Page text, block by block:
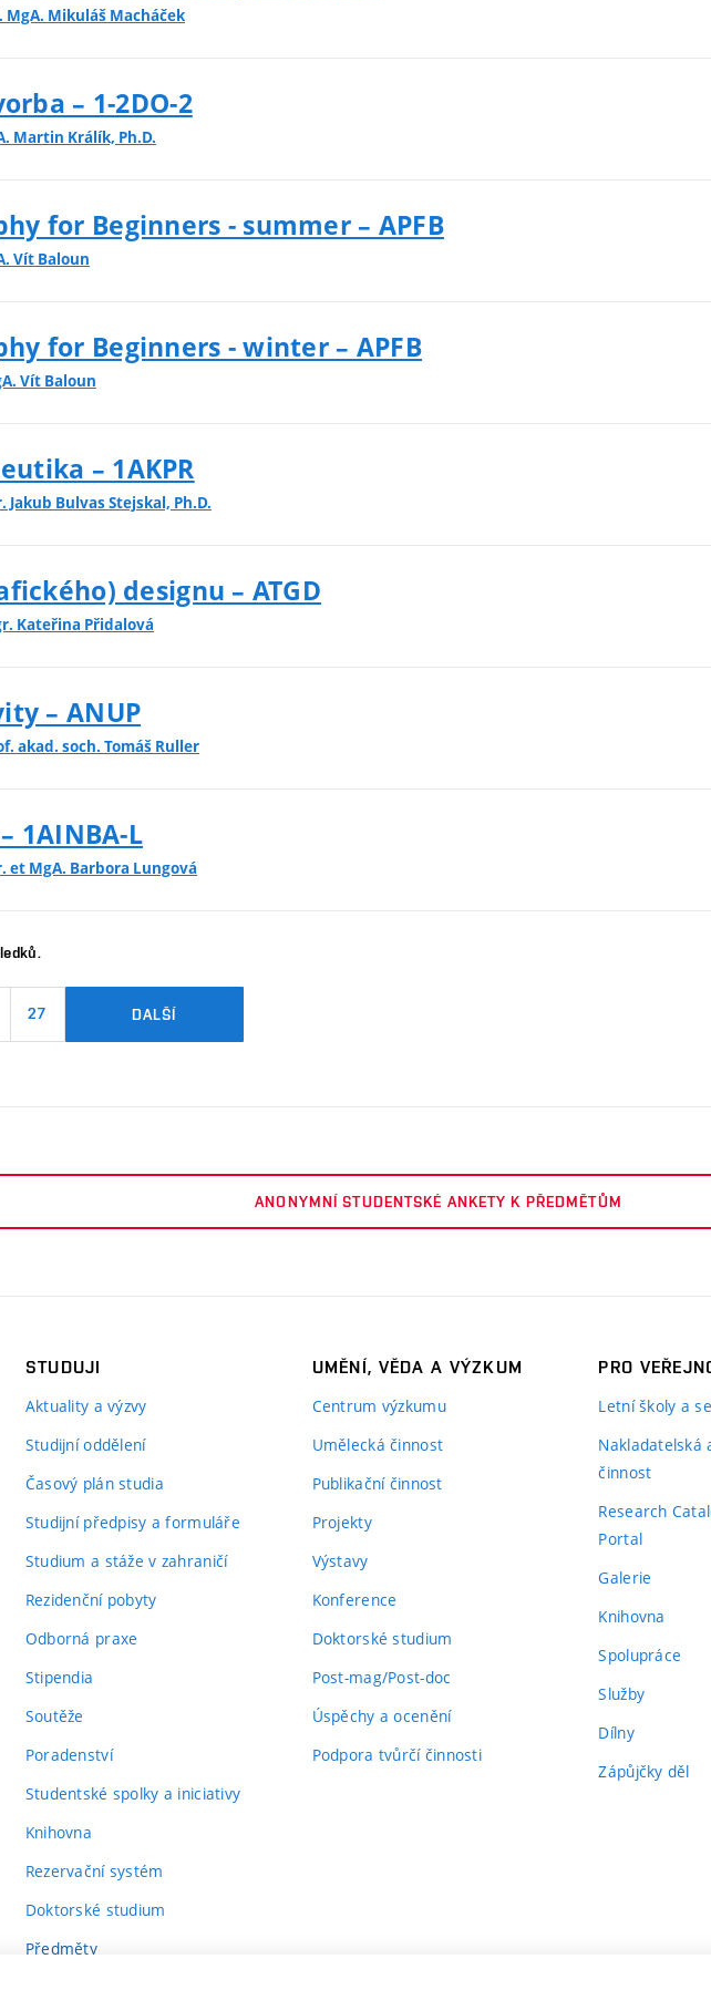
MgA. Mikuláš Macháček
– 1-2DO-2
Martin Králík, Ph.D.
for Beginners - summer – APFB
Vít Baloun
for Beginners - winter – APFB
Vít Baloun
– 1AKPR
Jakub Bulvas Stejskal, Ph.D.
designu – ATGD
Kateřina Přidalová
– ANUP
akad. soch. Tomáš Ruller
1AINBA-L
et MgA. Barbora Lungová
27 DALŠÍ
ANONYMNÍ STUDENTSKÉ ANKETY K PŘEDMĚTŮM
STUDUJI
Aktuality a výzvy
Studijní oddělení
Časový plán studia
Studijní předpisy a formuláře
Studium a stáže v zahraničí
Rezidenční pobyty
Odborná praxe
Stipendia
Soutěže
Poradenství
Studentské spolky a iniciativy
Knihovna
Rezervační systém
Doktorské studium
Předměty
UMĚNÍ, VĚDA A VÝZKUM
Centrum výzkumu
Umělecká činnost
Publikační činnost
Projekty
Výstavy
Konference
Doktorské studium
Post-mag/Post-doc
Úspěchy a ocenění
Podpora tvůrčí činnosti
PRO
Letní školy a
Nakladatelská
činnost
Research
Portal
Galerie
Knihovna
Spolupráce
Služby
Dílny
Zápůjčky děl